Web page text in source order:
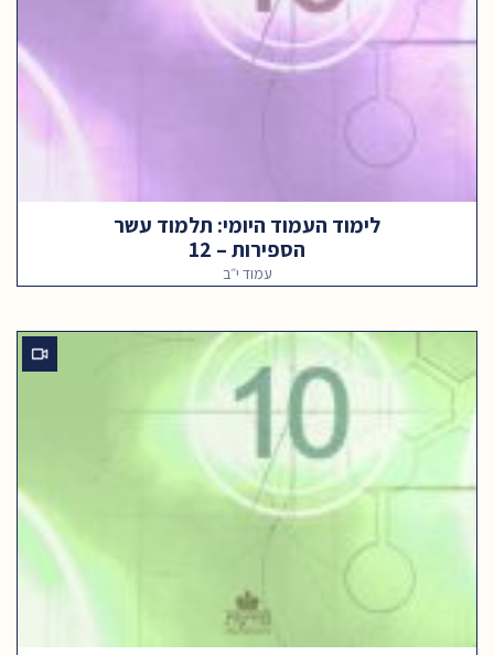
לימוד העמוד היומי: תלמוד עשר
הספירות – 12
עמוד י״ב